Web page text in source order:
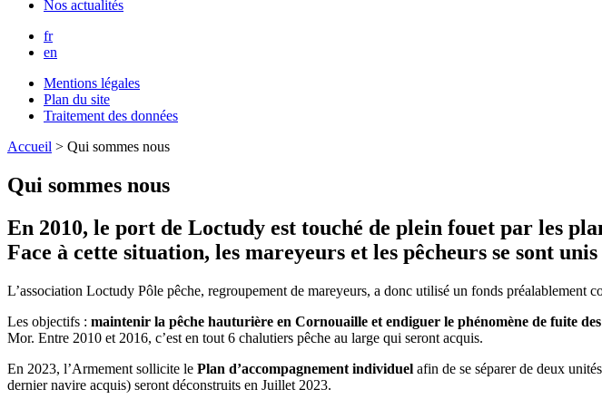
Nos actualités
fr
en
Mentions légales
Plan du site
Traitement des données
Accueil > Qui sommes nous
Qui sommes nous
En 2010, le port de Loctudy est touché de plein fouet par les
Face à cette situation, les mareyeurs et les pêcheurs se sont
L’association Loctudy Pôle pêche, regroupement de mareyeurs, a donc utilisé un fonds préalablement
Les objectifs : maintenir la pêche hauturière en Cornouaille et endiguer le phénomène de fuite
Mor. Entre 2010 et 2016, c’est en tout 6 chalutiers pêche au large qui seront acquis.
En 2023, l’Armement sollicite le Plan d’accompagnement individuel afin de se séparer de deux
dernier navire acquis) seront déconstruits en Juillet 2023.